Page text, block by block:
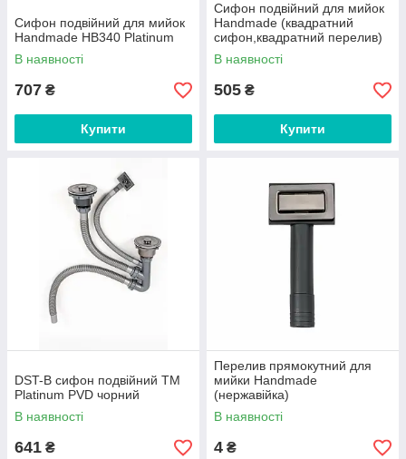
Сифон подвійний для мийок
Handmade HB340 Platinum
В наявності
707 ₴
Купити
Сифон подвійний для мийок
Handmade (квадратний
сифон,квадратний перелив)
В наявності
505 ₴
Купити
DST-B сифон подвійний ТМ
Platinum PVD чорний
В наявності
641 ₴
Перелив прямокутний для
мийки Handmade
(нержавійка)
В наявності
4 ₴